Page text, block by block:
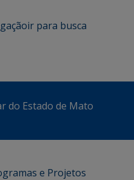
ir para busca
do Estado de Mato
e Projetos